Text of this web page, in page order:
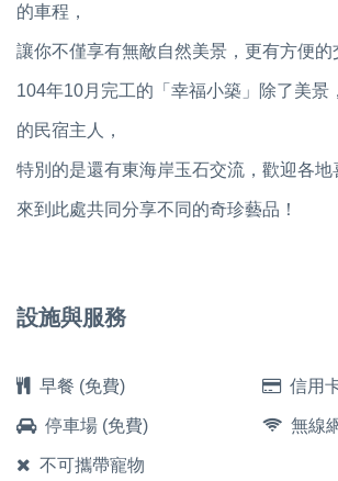
的車程，
讓你不僅享有無敵自然美景，更有方便的
104年10月完工的「幸福小築」除了美景
的民宿主人，
特別的是還有東海岸玉石交流，歡迎各地
來到此處共同分享不同的奇珍藝品！
設施與服務
早餐 (免費) 信用
停車場 (免費) 無線
不可攜帶寵物